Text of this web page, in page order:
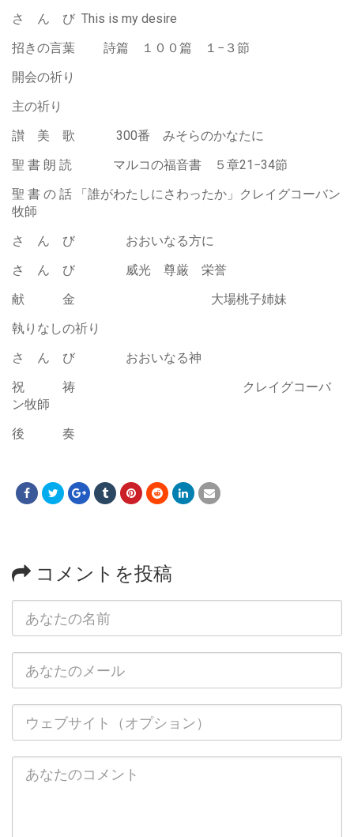
さ ん び This is my desire
招きの言葉 詩篇 １００篇 １−３節
開会の祈り
主の祈り
讃 美 歌 300番 みそらのかなたに
聖 書 朗 読 マルコの福音書 ５章21−34節
聖 書 の 話 「誰がわたしにさわったか」クレイグコーバン
牧師
さ ん び おおいなる方に
さ ん び 威光 尊厳 栄誉
献 金 大場桃子姉妹
執りなしの祈り
さ ん び おおいなる神
祝 祷 クレイグコーバ
ン牧師
後 奏
コメントを投稿